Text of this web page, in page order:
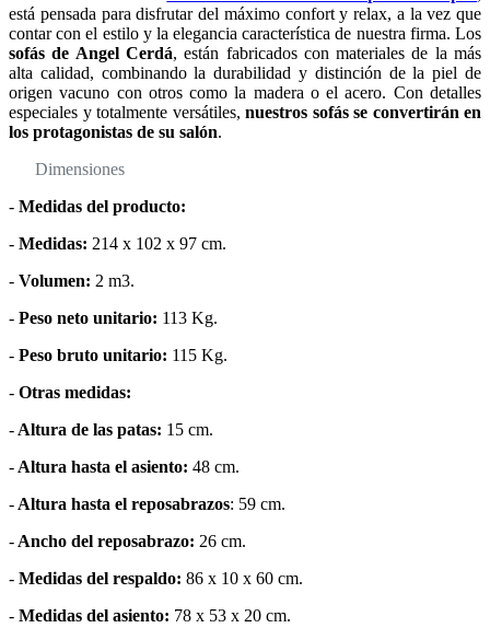
está pensada para disfrutar del máximo confort y relax, a la vez que
contar con el estilo y la elegancia característica de nuestra firma. Los
sofás de Angel Cerdá, están fabricados con materiales de la más
alta calidad, combinando la durabilidad y distinción de la piel de
origen vacuno con otros como la madera o el acero. Con detalles
especiales y totalmente versátiles, nuestros sofás se convertirán en
los protagonistas de su salón.
Dimensiones
- Medidas del producto:
- Medidas: 214 x 102 x 97 cm.
- Volumen: 2 m3.
- Peso neto unitario: 113 Kg.
- Peso bruto unitario: 115 Kg.
- Otras medidas:
- Altura de las patas: 15 cm.
- Altura hasta el asiento: 48 cm.
- Altura hasta el reposabrazos: 59 cm.
- Ancho del reposabrazo: 26 cm.
- Medidas del respaldo: 86 x 10 x 60 cm.
- Medidas del asiento: 78 x 53 x 20 cm.